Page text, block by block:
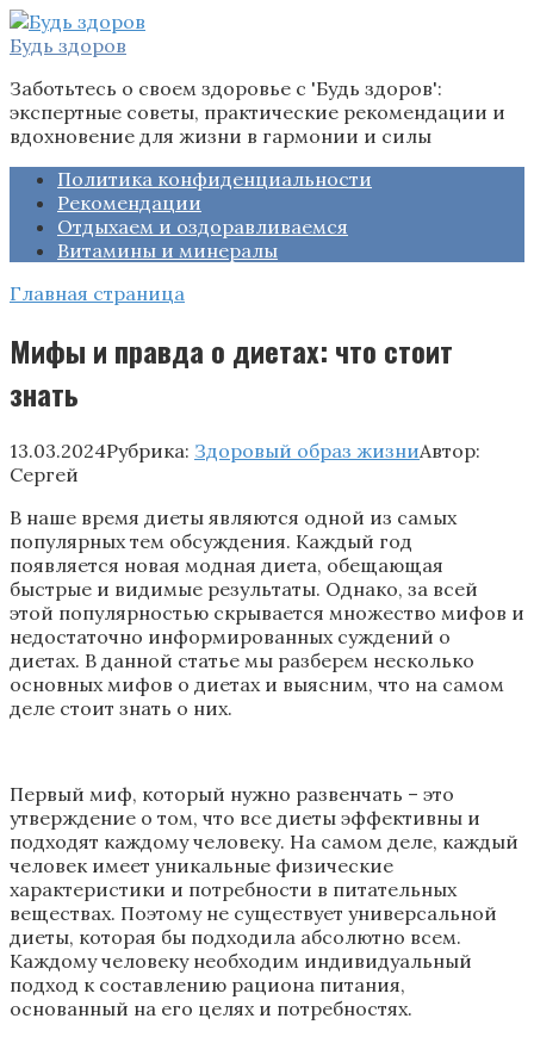
Перейти
к
Будь здоров
Заботьтесь о своем здоровье с 'Будь здоров':
экспертные советы, практические рекомендации и
вдохновение для жизни в гармонии и силы
Политика конфиденциальности
Рекомендации
Отдыхаем и оздоравливаемся
Витамины и минералы
Главная страница
Мифы и правда о диетах: что стоит
знать
13.03.2024Рубрика: Здоровый образ жизниАвтор:
Сергей
В наше время диеты являются одной из самых
популярных тем обсуждения. Каждый год
появляется новая модная диета, обещающая
быстрые и видимые результаты. Однако, за всей
этой популярностью скрывается множество мифов и
недостаточно информированных суждений о
диетах. В данной статье мы разберем несколько
основных мифов о диетах и выясним, что на самом
деле стоит знать о них.
Первый миф, который нужно развенчать – это
утверждение о том, что все диеты эффективны и
подходят каждому человеку. На самом деле, каждый
человек имеет уникальные физические
характеристики и потребности в питательных
веществах. Поэтому не существует универсальной
диеты, которая бы подходила абсолютно всем.
Каждому человеку необходим индивидуальный
подход к составлению рациона питания,
основанный на его целях и потребностях.